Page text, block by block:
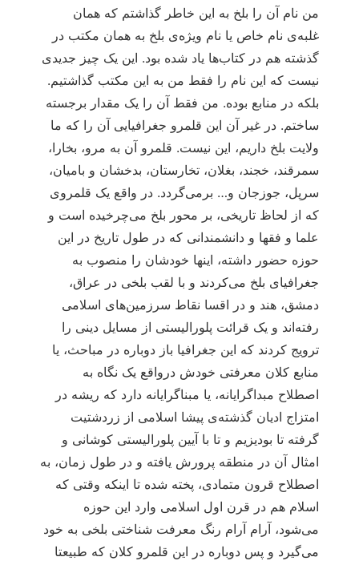
من نام آن را بلخ به این خاطر گذاشتم که همان
غلبه‌ی نام خاص یا نام ویژه‌ی بلخ به همان مکتب در
گذشته هم در کتاب‌ها یاد شده بود. این یک چیز جدیدی
نیست که این نام را فقط من به این مکتب گذاشتیم.
بلکه در منابع بوده. من فقط آن را یک مقدار برجسته
ساختم. در غیر آن این قلمرو جغرافیایی آن را که ما
ولایت بلخ داریم، این نیست. قلمرو آن به مرو، بخارا،
سمرقند، خجند، بغلان، تخارستان، بدخشان و بامیان،
سرپل، جوزجان و… برمی‌گردد. در واقع یک قلمروی
که از لحاظ تاریخی، بر محور بلخ می‌چرخیده است و
علما و فقها و دانشمندانی که در طول تاریخ در این
حوزه حضور داشته، اینها خودشان را منصوب به
جغرافیای بلخ می‌کردند و با لقب بلخی در عراق،
دمشق، هند و در اقسا نقاط سرزمین‌های اسلامی
رفته‌اند و یک قرائت پلورالیستی از مسایل دینی را
ترویج کردند که این جغرافیا باز دوباره در مباحث، یا
منابع کلان معرفتی خودش درواقع یک نگاه به
اصطلاح مبداگرایانه، یا مبناگرایانه دارد که ریشه در
امتزاج ادیان گذشته‌ی پیشا اسلامی از زردشتیت
گرفته تا بودیزیم و تا با آیین پلورالیستی کوشانی و
امثال آن در منطقه پرورش یافته و در طول زمان، به
اصطلاح قرون متمادی، پخته شده تا اینکه وقتی که
اسلام هم در قرن اول اسلامی وارد این حوزه
می‌شود، آرام آرام رنگ معرفت شناختی بلخی به خود
می‌گیرد و پس دوباره در این قلمرو کلان که طبیعتا